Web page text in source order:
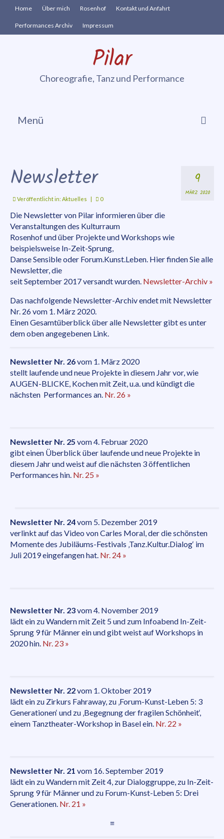
Home Über mich Rosenhof Kontakt und Anfahrt
Performances Archiv Impressum
Pilar
Choreografie, Tanz und Performance
Menü
In-Zeit-Sprung
Performances
Workshops
LaPilà
9
MÄRZ 2020
Newsletter
Veröffentlicht in: Aktuelles | 0
Die Newsletter von Pilar informieren über die
Veranstaltungen des Kulturraum
Rosenhof und über Projekte und Workshops wie
beispielsweise In-Zeit-Sprung,
Danse Sensible oder Forum.Kunst.Leben. Hier finden Sie alle
Newsletter, die
seit September 2017 versandt wurden. Newsletter-Archiv »
Das nachfolgende Newsletter-Archiv endet mit Newsletter
Nr. 26 vom 1. März 2020.
Einen Gesamtüberblick über alle Newsletter gibt es unter
dem oben angegebenen Link.
Newsletter Nr. 26vom 1. März 2020
stellt laufende und neue Projekte in diesem Jahr vor, wie
AUGEN-BLICKE, Kochen mit Zeit, u.a. und kündigt die
nächsten Performances an. Nr. 26 »
Newsletter Nr. 25 vom 4. Februar 2020
gibt einen Überblick über laufende und neue Projekte in
diesem Jahr und weist auf die nächsten 3 öffentlichen
Performances hin. Nr. 25 »
Newsletter Nr. 24vom 5. Dezember 2019
verlinkt auf das Video von Carles Moral, der die schönsten
Momente des Jubiläums-Festivals ‚Tanz.Kultur.Dialog‘ im
Juli 2019 eingefangen hat. Nr. 24 »
Newsletter Nr. 23vom 4. November 2019
lädt ein zu Wandern mit Zeit 5 und zum Infoabend In-Zeit-
Sprung 9 für Männer ein und gibt weist auf Workshops in
2020 hin. Nr. 23 »
Newsletter Nr. 22vom 1. Oktober 2019
lädt ein zu Zirkurs Fahraway, zu ‚Forum-Kunst-Leben 5: 3
Generationen‘ und zu ‚Begegnung der fragilen Schönheit‘,
einem Tanztheater-Workshop in Basel ein. Nr. 22 »
Newsletter Nr. 21 vom 16. September 2019
lädt ein zu Wandern mit Zeit 4, zur Dialoggruppe, zu In-Zeit-
Sprung 9 für Männer und zu Forum-Kunst-Leben 5: Drei
Generationen. Nr. 21 »
≡